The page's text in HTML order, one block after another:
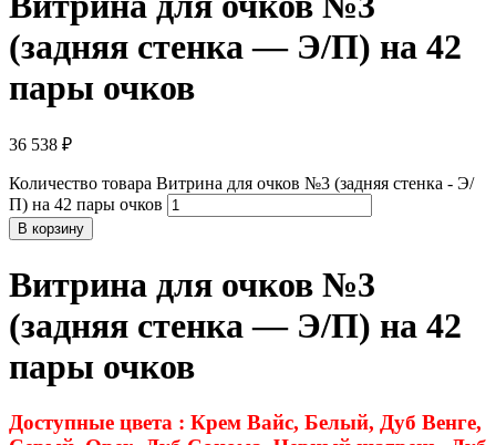
(задняя стенка — Э/П) на 42
пары очков
36 538 ₽
Количество товара Витрина для очков №3 (задняя стенка - Э/
П) на 42 пары очков
В корзину
Витрина для очков №3
(задняя стенка — Э/П) на 42
пары очков
Доступные цвета : Крем Вайс, Белый, Дуб Венге,